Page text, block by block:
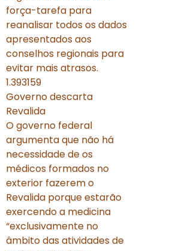
força-tarefa para
reanalisar todos os dados
apresentados aos
conselhos regionais para
evitar mais atrasos.
1.393159
Governo descarta
Revalida
O governo federal
argumenta que não há
necessidade de os
médicos formados no
exterior fazerem o
Revalida porque estarão
exercendo a medicina
“exclusivamente no
âmbito das atividades de